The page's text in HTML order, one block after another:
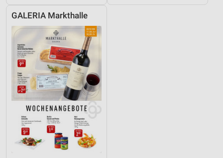
GALERIA Markthalle